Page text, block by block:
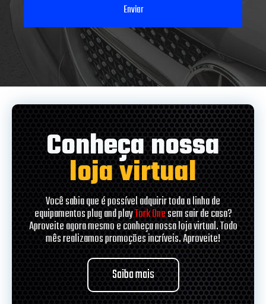
Enviar
Conheça nossa
loja virtual
Você sabia que é possível adquirir toda a linha de
equipamentos plug and playTork Onesem sair de casa?
Aproveite agora mesmo e conheça nossa loja virtual. Todo
mês realizamos promoções incríveis. Aproveite!
Saiba mais